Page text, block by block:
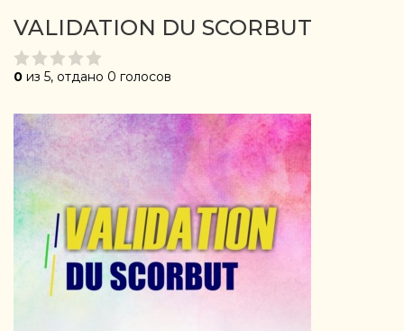
VALIDATION DU SCORBUT
0 из 5, отдано 0 голосов